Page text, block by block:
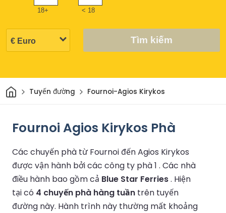
18+ < 18
Tìm kiếm
Trang chủ
Tuyến đường Fournoi-Agios Kirykos
Fournoi Agios Kirykos Phà
Các chuyến phà từ Fournoi đến Agios Kirykos
được vận hành bởi các công ty phà 1 . Các nhà
điều hành bao gồm cả Blue Star Ferries. Hiện
tại có 4 chuyến phà hàng tuần trên tuyến
đường này. Hành trình này thường mất khoảng